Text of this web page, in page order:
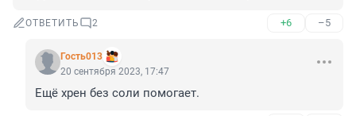
ОТВЕТИТЬ 2 +6 –5
Гость013
20 сентября 2023, 17:47
Ещё хрен без соли помогает.